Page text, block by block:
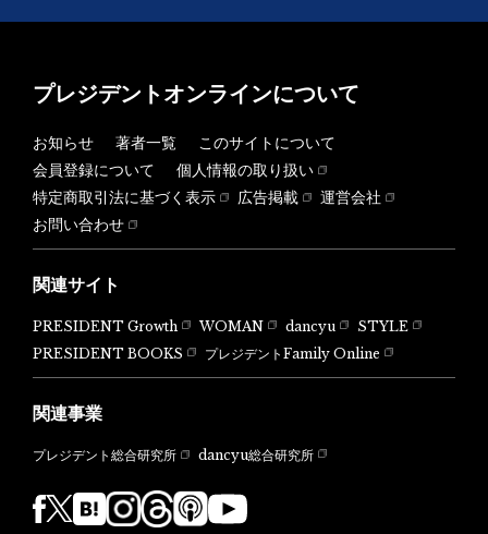
プレジデントオンラインについて
お知らせ 著者一覧
このサイトについて
会員登録について
個人情報の取り扱い
特定商取引法に基づく表示
広告掲載
運営会社
お問い合わせ
関連サイト
PRESIDENT Growth WOMAN dancyu
STYLE
PRESIDENT BOOKS
プレジデントFamily Online
関連事業
プレジデント総合研究所 dancyu総合研究所